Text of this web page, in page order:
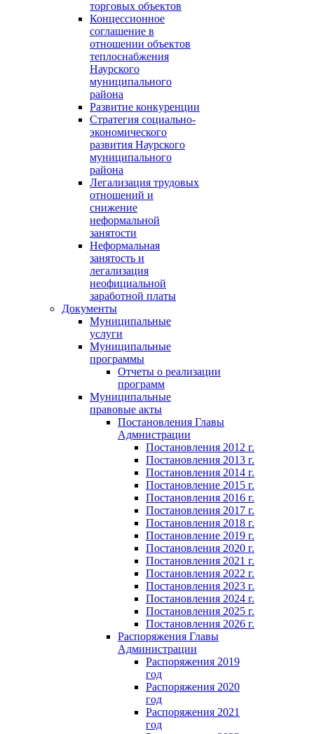
торговых объектов
Концессионное
соглашение в
отношении объектов
теплоснабжения
Наурского
муниципального
района
Развитие конкуренции
Стратегия социально-
экономического
развития Наурского
муниципального
района
Легализация трудовых
отношений и
снижение
неформальной
занятости
Неформальная
занятость и
легализация
неофициальной
заработной платы
Документы
Муниципальные
услуги
Муниципальные
программы
Отчеты о реализации
программ
Муниципальные
правовые акты
Постановления Главы
Адмнистрации
Постановления 2012 г.
Постановления 2013 г.
Постановления 2014 г.
Постановление 2015 г.
Постановления 2016 г.
Постановления 2017 г.
Постановления 2018 г.
Постановление 2019 г.
Постановления 2020 г.
Постановления 2021 г.
Постановления 2022 г.
Постановления 2023 г.
Постановления 2024 г.
Постановления 2025 г.
Постановления 2026 г.
Распоряжения Главы
Администрации
Распоряжения 2019
год
Распоряжения 2020
год
Распоряжения 2021
год